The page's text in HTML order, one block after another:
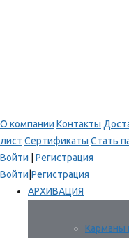
О компании Контакты
лист Сертификаты Стать
Войти
Регистрация
Войти Регистрация
АРХИВАЦИЯ
Карманы